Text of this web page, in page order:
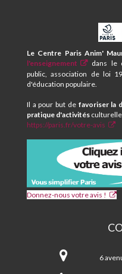
Le Centre Paris Anim'
l'enseignement
dans le
public, association de loi
d'éducation populaire.
Il a pour but de favoriser la
pratique d'activités
https://paris.fr/votre-avis
Donnez-nous votre avis !
Centre
6